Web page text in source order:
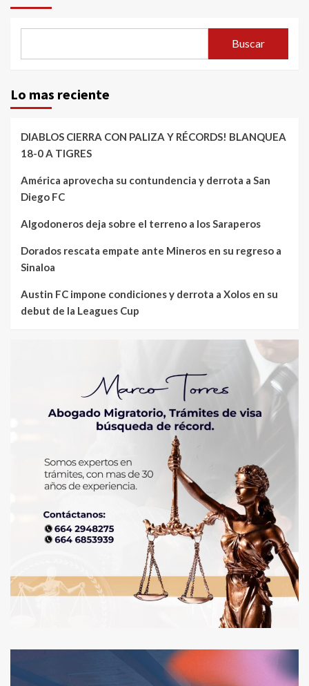
Buscar
Lo mas reciente
DIABLOS CIERRA CON PALIZA Y RÉCORDS! BLANQUEA
18-0 A TIGRES
América aprovecha su contundencia y derrota a San
Diego FC
Algodoneros deja sobre el terreno a los Saraperos
Dorados rescata empate ante Mineros en su regreso a
Sinaloa
Austin FC impone condiciones y derrota a Xolos en su
debut de la Leagues Cup